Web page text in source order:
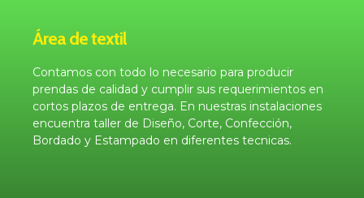
Área de textil
Contamos con todo lo necesario para producir
prendas de calidad y cumplir sus requerimientos en
cortos plazos de entrega. En nuestras instalaciones
encuentra taller de Diseño, Corte, Confección,
Bordado y Estampado en diferentes tecnicas.